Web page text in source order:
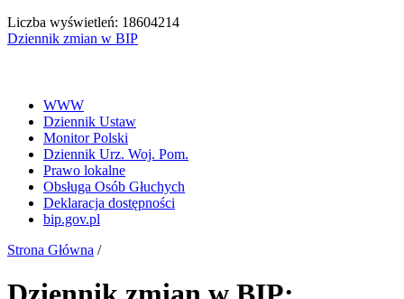
Liczba wyświetleń: 18604214
Dziennik zmian w BIP
WWW
Dziennik Ustaw
Monitor Polski
Dziennik Urz. Woj. Pom.
Prawo lokalne
Obsługa Osób Głuchych
Deklaracja dostępności
bip.gov.pl
Strona Główna /